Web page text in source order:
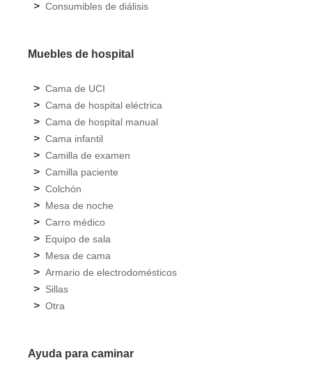
> Consumibles de diálisis
Muebles de hospital
> Cama de UCI
> Cama de hospital eléctrica
> Cama de hospital manual
> Cama infantil
> Camilla de examen
> Camilla paciente
> Colchón
> Mesa de noche
> Carro médico
> Equipo de sala
> Mesa de cama
> Armario de electrodomésticos
> Sillas
> Otra
Ayuda para caminar